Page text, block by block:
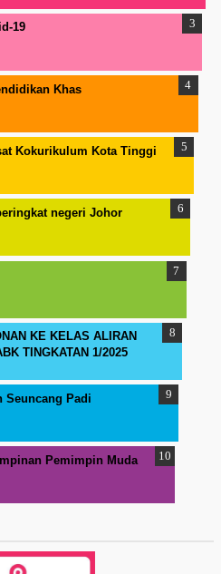
19
Khas
Kokurikulum Kota Tinggi
negeri Johor
KE KELAS ALIRAN
TINGKATAN 1/2025
Seuncang Padi
Pemimpin Muda